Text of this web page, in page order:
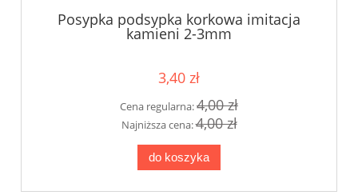
Posypka podsypka korkowa imitacja
kamieni 2-3mm
3,40 zł
Cena regularna:4,00 zł
Najniższa cena:4,00 zł
do koszyka